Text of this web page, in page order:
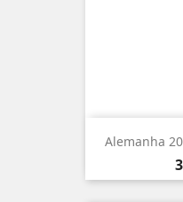
Alemanha